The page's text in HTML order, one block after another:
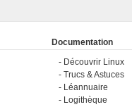
Documentation
Découvrir Linux
Trucs & Astuces
Léannuaire
Logithèque